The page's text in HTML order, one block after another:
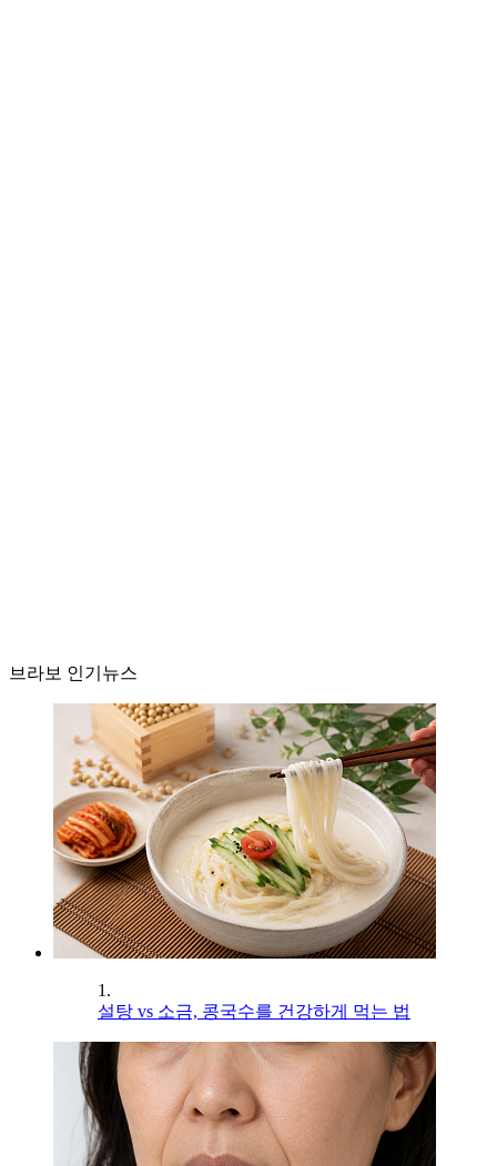
브라보 인기뉴스
1.
설탕 vs 소금, 콩국수를 건강하게 먹는 법